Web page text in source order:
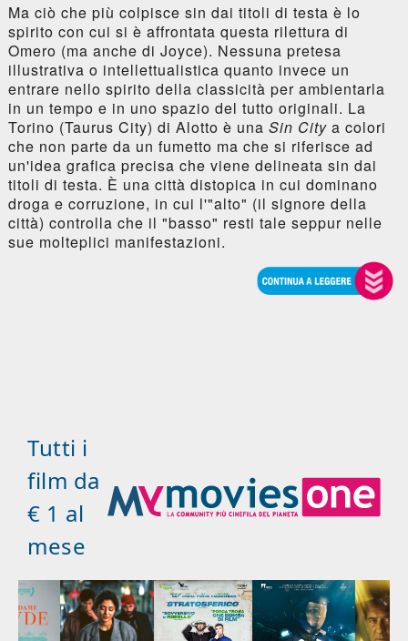
Ma ciò che più colpisce sin dai titoli di testa è lo
spirito con cui si è affrontata questa rilettura di
Omero (ma anche di Joyce). Nessuna pretesa
illustrativa o intellettualistica quanto invece un
entrare nello spirito della classicità per ambientarla
in un tempo e in uno spazio del tutto originali. La
Torino (Taurus City) di Alotto è una Sin Citya colori
che non parte da un fumetto ma che si riferisce ad
un'idea grafica precisa che viene delineata sin dai
titoli di testa. È una città distopica in cui dominano
droga e corruzione, in cui l'"alto" (il signore della
città) controlla che il "basso" resti tale seppur nelle
sue molteplici manifestazioni.
Tutti i
film da
€ 1 al
mese